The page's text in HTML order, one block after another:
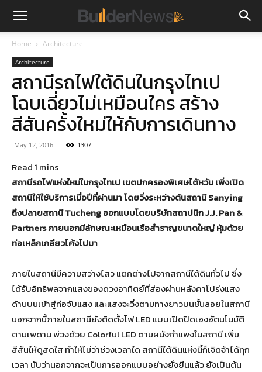
Home Architecture
Architecture
สถานีรถไฟใต้ดินในกรุงไทเป
โฉบเฉี่ยวไม่เหมือนใคร สร้าง
สีสันครั้งใหม่ให้กับการเดินทาง
May 12, 2016 1307
สถานีรถไฟแห่งใหม่ในกรุงไทเป เขตปกครองพิเศษไต้หวัน เพิ่งเปิด
สถานีให้ใช้บริการเมื่อปีที่ผ่านมา โดยวิ่งระหว่างต้นสถานี Sanying
ถึงปลายสถานี Tucheng ออกแบบโดยบริษัทสถาปนิก J.J. Pan &
Partners ภายนอกมีลักษณะเหมือนเรือสำราญขนาดใหญ่ หุ้มด้วย
ท่อเหล็กเกลียวโค้งไปมา
ภายในสถานีมีความสว่างไสว แตกต่างไปจากสถานีใต้ดินทั่วไป ซึ่ง
ได้รับอิทธิพลจากแสงของดวงอาทิตย์ที่ส่องผ่านหลังคาโปร่งแสง
ด้านบนเข้าสู่ท่อจับแสง และแสงจะวิ่งตามทางยาวบนชั้นลอยในสถานี
นอกจากนี้ภายในสถานียังติดตั้งไฟ LED แบบเปิดปิดเองอัตนโนมัติ
ตามเพดาน พ่วงด้วย Colorful LED ตามผนังกำแพงในสถานี เพิ่ม
สีสันให้ดูสดใส ทำให้ไม่ว่าช่วงเวลาใด สถานีใต้ดินแห่งนี้ก็เจิดจ้าได้ทุก
เวลา นับว่านอกจากจะเป็นการออกแบบอย่างยั่งยืนแล้ว ยังเป็นต้น